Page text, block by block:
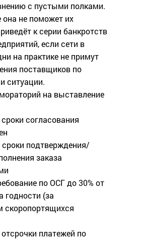
с пустыми полками.
не поможет их
к серии банкротств
если сети в
на практике не примут
поставщиков по
ситуации.
на выставление
согласования
сроки подтверждения/
заказа
по ОСГ до 30% от
годности (за
скоропортящихся
платежей по